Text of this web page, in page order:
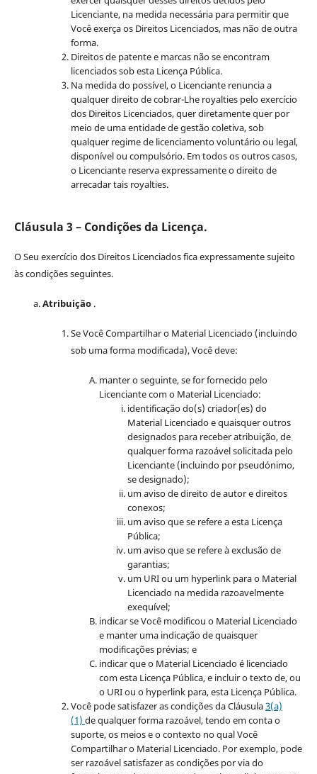
Licenciante, na medida necessária para permitir que
Você exerça os Direitos Licenciados, mas não de outra
forma.
Direitos de patente e marcas não se encontram
licenciados sob esta Licença Pública.
Na medida do possível, o Licenciante renuncia a
qualquer direito de cobrar-Lhe royalties pelo exercício
dos Direitos Licenciados, quer diretamente quer por
meio de uma entidade de gestão coletiva, sob
qualquer regime de licenciamento voluntário ou legal,
disponível ou compulsório. Em todos os outros casos,
o Licenciante reserva expressamente o direito de
arrecadar tais royalties.
Cláusula 3 – Condições da Licença.
O Seu exercício dos Direitos Licenciados fica expressamente sujeito
às condições seguintes.
Atribuição .
Se Você Compartilhar o Material Licenciado (incluindo
sob uma forma modificada), Você deve:
manter o seguinte, se for fornecido pelo
Licenciante com o Material Licenciado:
identificação do(s) criador(es) do
Material Licenciado e quaisquer outros
designados para receber atribuição, de
qualquer forma razoável solicitada pelo
Licenciante (incluindo por pseudónimo,
se designado);
um aviso de direito de autor e direitos
conexos;
um aviso que se refere a esta Licença
Pública;
um aviso que se refere à exclusão de
garantias;
um URI ou um hyperlink para o Material
Licenciado na medida razoavelmente
exequível;
indicar se Você modificou o Material Licenciado
e manter uma indicação de quaisquer
modificações prévias; e
indicar que o Material Licenciado é licenciado
com esta Licença Pública, e incluir o texto de, ou
o URI ou o hyperlink para, esta Licença Pública.
Você pode satisfazer as condições da Cláusula3(a)
(1) de qualquer forma razoável, tendo em conta o
suporte, os meios e o contexto no qual Você
Compartilhar o Material Licenciado. Por exemplo, pode
ser razoável satisfazer as condições por via do